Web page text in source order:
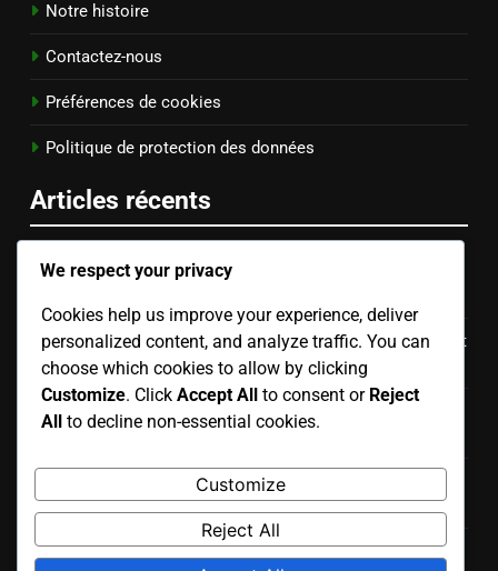
Notre histoire
Contactez-nous
Préférences de cookies
Politique de protection des données
Articles récents
Stratégie du Setter : Communication, Positionnement
Techniques de Bump Set pour Femmes : Positionnement
des avant-bras, Position du corps, Précision de la cible
Techniques de lâcher pour les femmes : Timing, action
Zone définie : Ciblage de zone, Positionnement des
joueurs, Timing
Placement de la balle : Précision de la cible, Mouvement
We respect your privacy
Cookies help us improve your experience, deliver
personalized content, and analyze traffic. You can
choose which cookies to allow by clicking
Customize. Click Accept All to consent or Reject
All to decline non-essential cookies.
Customize
Reject All